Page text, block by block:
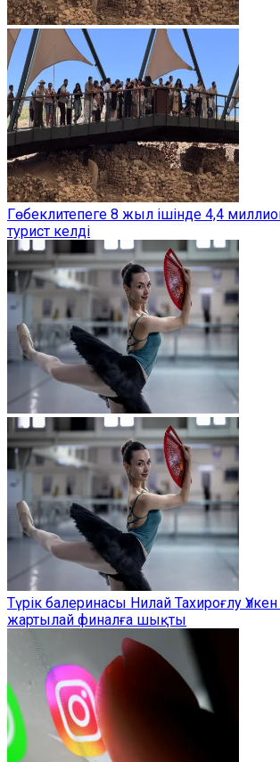
Гөбеклитепеге 8 жыл ішінде 4,4
турист келді
Түрік балеринасы Нилай Тахироғлу Үлкен
жартылай финалға шықты